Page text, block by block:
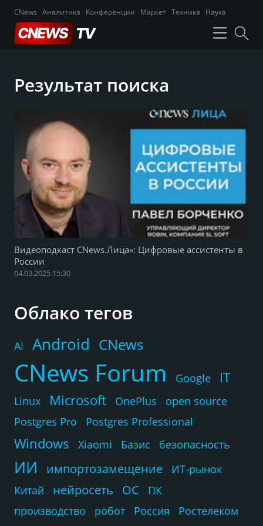
CNews Аналитика Конференции Маркет Техника Наука
Результат поиска
Видеоподкаст CNews.Лица»: Цифровые ассистенты в
России
04.03.2025 15:30
Облако тегов
AI Android CNews
CNews Forum Google IT
Linux Microsoft OnePlus
open source
Postgres Pro
Postgres Professional
Windows Xiaomi Базис безопасность
ИИ импортозамещение
ИТ-рынок
Китай
нейросеть ОС
ПК
производство
робот Россия Ростелеком